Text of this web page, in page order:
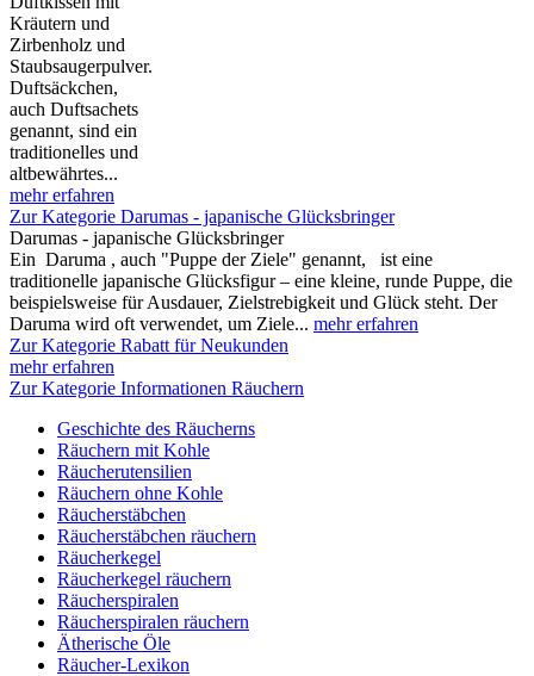
Kräutern und
Zirbenholz und
Staubsaugerpulver.
Duftsäckchen,
auch Duftsachets
genannt, sind ein
traditionelles und
altbewährtes...
mehr erfahren
Zur Kategorie Darumas - japanische Glücksbringer
Darumas - japanische Glücksbringer
Ein Daruma , auch "Puppe der Ziele" genannt, ist eine
traditionelle japanische Glücksfigur – eine kleine, runde Puppe, die
beispielsweise für Ausdauer, Zielstrebigkeit und Glück steht. Der
Daruma wird oft verwendet, um Ziele... mehr erfahren
Zur Kategorie Rabatt für Neukunden
mehr erfahren
Zur Kategorie Informationen Räuchern
Geschichte des Räucherns
Räuchern mit Kohle
Räucherutensilien
Räuchern ohne Kohle
Räucherstäbchen
Räucherstäbchen räuchern
Räucherkegel
Räucherkegel räuchern
Räucherspiralen
Räucherspiralen räuchern
Ätherische Öle
Räucher-Lexikon